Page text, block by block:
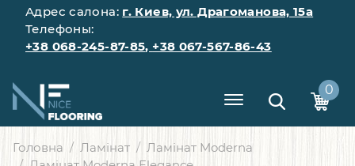
Адрес салона: г. Киев, ул. Драгоманова, 15а
Телефоны:
+38 068-245-87-85, +38 067-567-86-43
0
Головна Ламінат
Ламінат Moderna